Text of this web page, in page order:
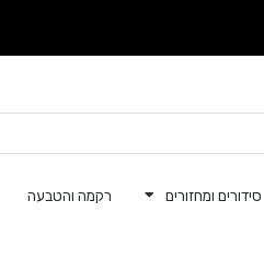
סידורים ומחזורים רקמה והטבעה